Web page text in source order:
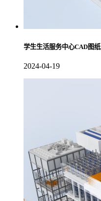
学生生活服务中心CAD图纸
2024-04-19